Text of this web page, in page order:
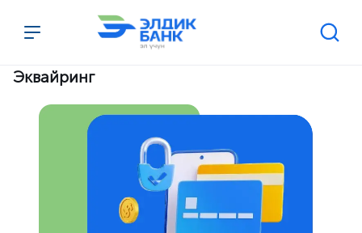
Перейти к содержимому
Эквайринг